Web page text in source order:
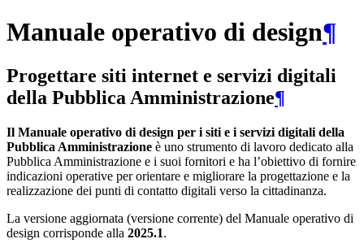
Manuale operativo di design¶
Progettare siti internet e servizi digitali
della Pubblica Amministrazione¶
Il Manuale operativo di design per i siti e i servizi digitali della
Pubblica Amministrazione è uno strumento di lavoro dedicato alla
Pubblica Amministrazione e i suoi fornitori e ha l’obiettivo di fornire
indicazioni operative per orientare e migliorare la progettazione e la
realizzazione dei punti di contatto digitali verso la cittadinanza.
La versione aggiornata (versione corrente) del Manuale operativo di
design corrisponde alla 2025.1.